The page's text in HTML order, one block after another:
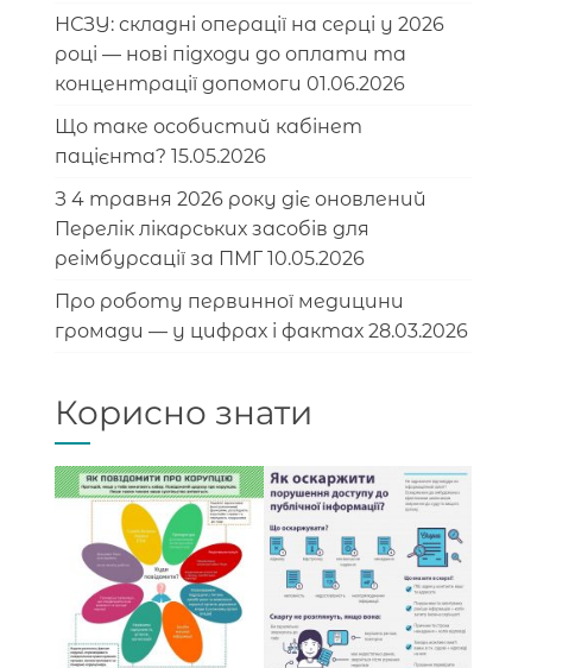
НСЗУ: складні операції на серці у 2026
році — нові підходи до оплати та
концентрації допомоги 01.06.2026
Що таке особистий кабінет
пацієнта? 15.05.2026
З 4 травня 2026 року діє оновлений
Перелік лікарських засобів для
реімбурсації за ПМГ 10.05.2026
Про роботу первинної медицини
громади — у цифрах і фактах 28.03.2026
Корисно знати